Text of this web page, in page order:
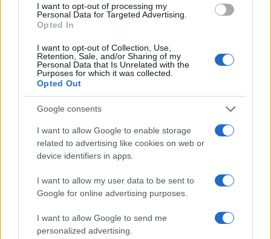
I want to opt-out of processing my
Personal Data for Targeted Advertising.
Opted In
I want to opt-out of Collection, Use,
Retention, Sale, and/or Sharing of my
Personal Data that Is Unrelated with the
Purposes for which it was collected.
Opted Out
Google consents
I want to allow Google to enable storage
related to advertising like cookies on web or
device identifiers in apps.
I want to allow my user data to be sent to
Google for online advertising purposes.
I want to allow Google to send me
personalized advertising.
Tragedia en Santa Susanna: un bombero
fallece durante un incendio en un hotel
Un bombero de la Generalitat pierde la vida…